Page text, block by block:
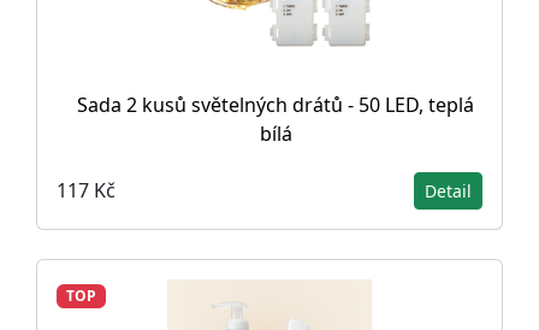
Sada 2 kusů světelných drátů - 50 LED, teplá
bílá
117 Kč Detail
TOP